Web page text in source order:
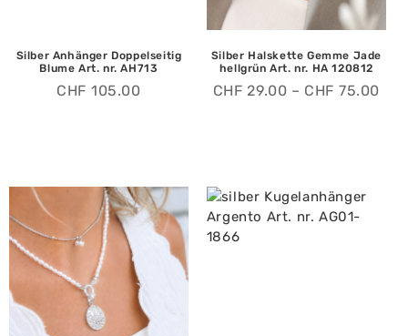
Silber Anhänger Doppelseitig
Blume Art. nr. AH713
CHF 105.00
Silber Halskette Gemme Jade
hellgrün Art. nr. HA 120812
CHF 29.00 – CHF 75.00